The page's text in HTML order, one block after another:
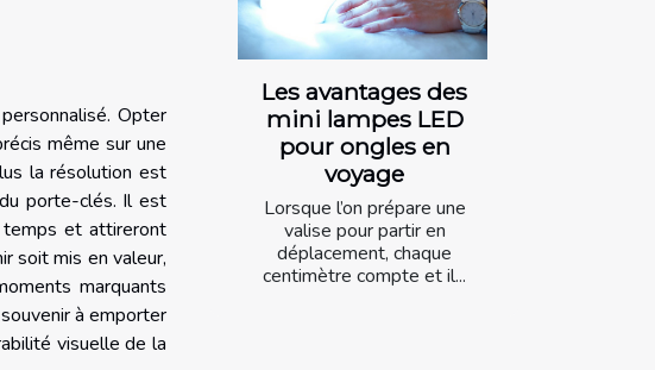
Opter
même sur une
la résolution est
porte-clés. Il est
temps et attireront
soit mis en valeur,
marquants
à emporter
visuelle de la
Les avantages des
mini lampes LED
pour ongles en
voyage
Lorsque l’on prépare une
valise pour partir en
déplacement, chaque
centimètre compte et il...